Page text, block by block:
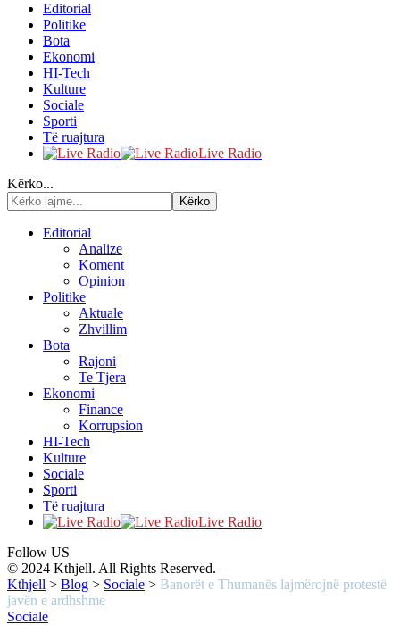
Editorial
Politike
Bota
Ekonomi
HI-Tech
Kulture
Sociale
Sporti
Të ruajtura
Live Radio
Kërko...
Editorial
Analize
Koment
Opinion
Politike
Aktuale
Zhvillim
Bota
Rajoni
Te Tjera
Ekonomi
Finance
Korrupsion
HI-Tech
Kulture
Sociale
Sporti
Të ruajtura
Live Radio
Follow US
© 2024 Kthjell. All Rights Reserved.
Kthjell > Blog > Sociale > Banorët e Thumanës lajmërojnë protestë
javën e ardhshme
Sociale